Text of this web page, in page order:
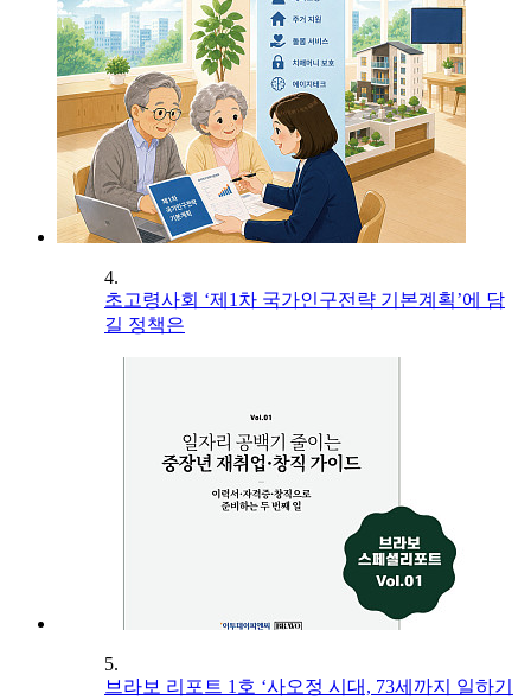
4.
초고령사회 ‘제1차 국가인구전략 기본계획’에 담
길 정책은
5.
브라보 리포트 1호 ‘사오정 시대, 73세까지 일하기